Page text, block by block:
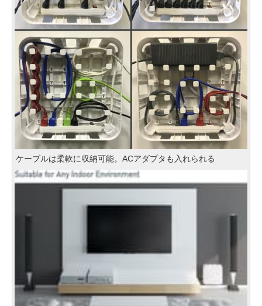
ケーブルは柔軟に収納可能。ACアダプタも入れられる